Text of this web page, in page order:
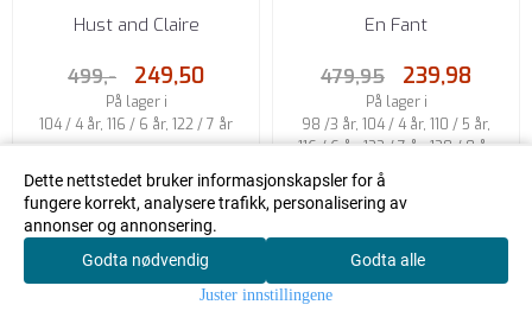
Søk
CONTRAST BUKSE DARK
Hust and Claire
499,- 249,50
På lager i
104 / 4 år, 116 / 6 år, 122 / 7 år
Kjøp
FUNGI
En Fant
479,95 239,98
På lager i
98 /3 år, 104 / 4 år, 110 / 5 år,
116 / 6 år, 122 / 7 år, 128 / 8 år,
134 / 9 år, 140 / 10 år
Kjøp
Dette nettstedet bruker informasjonskapsler for å
fungere korrekt, analysere trafikk, personalisering av
annonser og annonsering.
Godta nødvendig
Godta alle
Juster innstillingene